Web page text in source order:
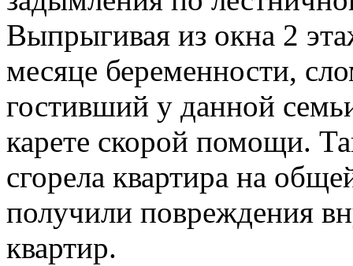
Выпрыгивая из окна 2
месяце беременности,
гостивший у данной
карете скорой помощи.
сгорела квартира на
получили повреждения
квартир.